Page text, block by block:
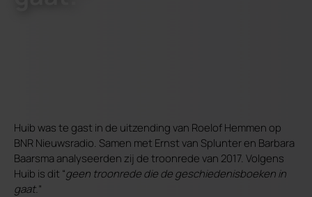
Huib was te gast in de uitzending van Roelof Hemmen op
BNR Nieuwsradio. Samen met Ernst van Splunter en Barbara
Baarsma analyseerden zij de troonrede van 2017. Volgens
Huib is dit “geen troonrede die de geschiedenisboeken in
gaat.”